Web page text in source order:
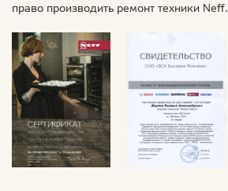
право производить ремонт техники Neff.